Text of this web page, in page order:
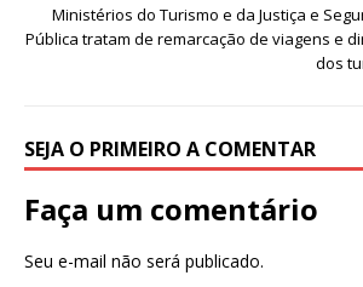
Ministérios do Turismo e da Justiça e
Pública tratam de remarcação de viagens e
dos
SEJA O PRIMEIRO A COMENTAR
Faça um comentário
Seu e-mail não será publicado.